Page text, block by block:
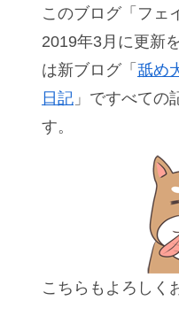
このブログ「フェ
2019年3月に更新
は新ブログ「 舐め
日記 」ですべての
す。
こちらもよろしく